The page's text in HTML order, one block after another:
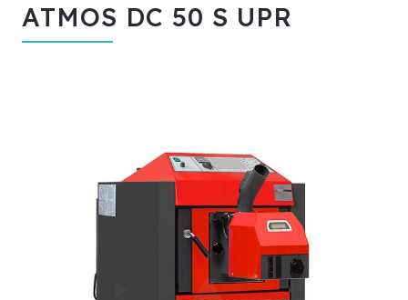
ATMOS DC 50 S UPR